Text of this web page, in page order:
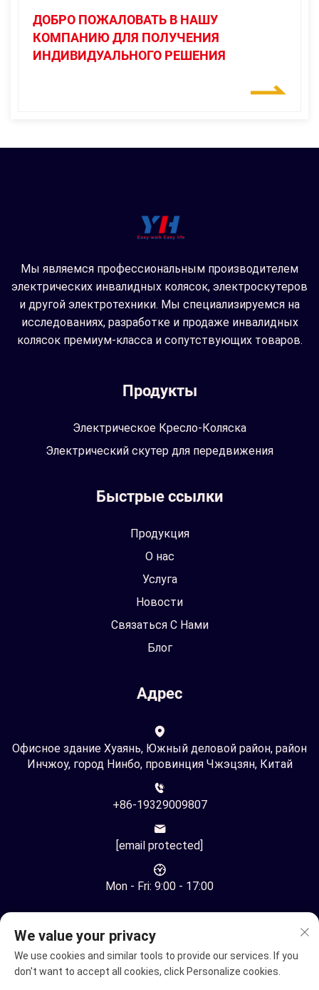
ДОБРО ПОЖАЛОВАТЬ В НАШУ
КОМПАНИЮ ДЛЯ ПОЛУЧЕНИЯ
ИНДИВИДУАЛЬНОГО РЕШЕНИЯ
Мы являемся профессиональным производителем
электрических инвалидных колясок, электроскутеров
и другой электротехники. Мы специализируемся на
исследованиях, разработке и продаже инвалидных
колясок премиум-класса и сопутствующих товаров.
Продукты
Электрическое Кресло-Коляска
Электрический скутер для передвижения
Быстрые ссылки
Продукция
О нас
Услуга
Новости
Связаться С Нами
Блог
Адрес
Офисное здание Хуаянь, Южный деловой район, район
Инчжоу, город Нинбо, провинция Чжэцзян, Китай
+86-19329009807
[email protected]
Mon - Fri: 9:00 - 17:00
We value your privacy
We use cookies and similar tools to provide our services. If you
don't want to accept all cookies, click Personalize cookies.